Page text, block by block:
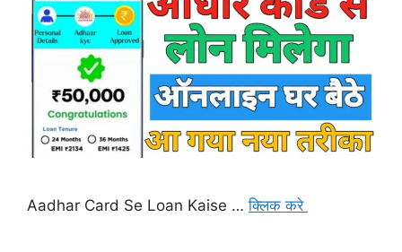
Aadhar Card Se Loan Kaise …क्लिक करे